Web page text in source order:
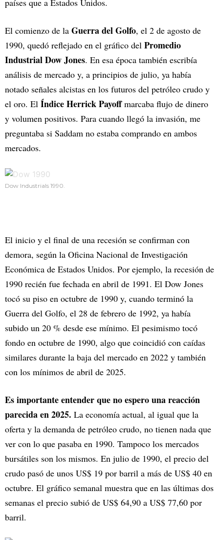
países que a Estados Unidos.
El comienzo de la Guerra del Golfo, el 2 de agosto de
1990, quedó reflejado en el gráfico del Promedio
Industrial Dow Jones. En esa época también escribía
análisis de mercado y, a principios de julio, ya había
notado señales alcistas en los futuros del petróleo crudo y
el oro. El Índice Herrick Payoffmarcaba flujo de dinero
y volumen positivos. Para cuando llegó la invasión, me
preguntaba si Saddam no estaba comprando en ambos
mercados.
Dow Industrials 1990.
El inicio y el final de una recesión se confirman con
demora, según la Oficina Nacional de Investigación
Económica de Estados Unidos. Por ejemplo, la recesión de
1990 recién fue fechada en abril de 1991. El Dow Jones
tocó su piso en octubre de 1990 y, cuando terminó la
Guerra del Golfo, el 28 de febrero de 1992, ya había
subido un 20 % desde ese mínimo. El pesimismo tocó
fondo en octubre de 1990, algo que coincidió con caídas
similares durante la baja del mercado en 2022 y también
con los mínimos de abril de 2025.
Es importante entender que no espero una reacción
parecida en 2025. La economía actual, al igual que la
oferta y la demanda de petróleo crudo, no tienen nada que
ver con lo que pasaba en 1990. Tampoco los mercados
bursátiles son los mismos. En julio de 1990, el precio del
crudo pasó de unos US$ 19 por barril a más de US$ 40 en
octubre. El gráfico semanal muestra que en las últimas dos
semanas el precio subió de US$ 64,90 a US$ 77,60 por
barril.